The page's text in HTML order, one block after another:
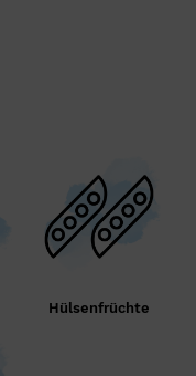
Hülsenfrüchte